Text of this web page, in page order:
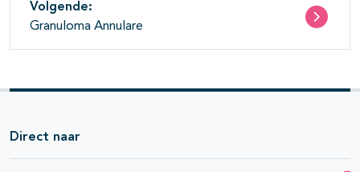
Volgende:
Granuloma Annulare
Direct naar